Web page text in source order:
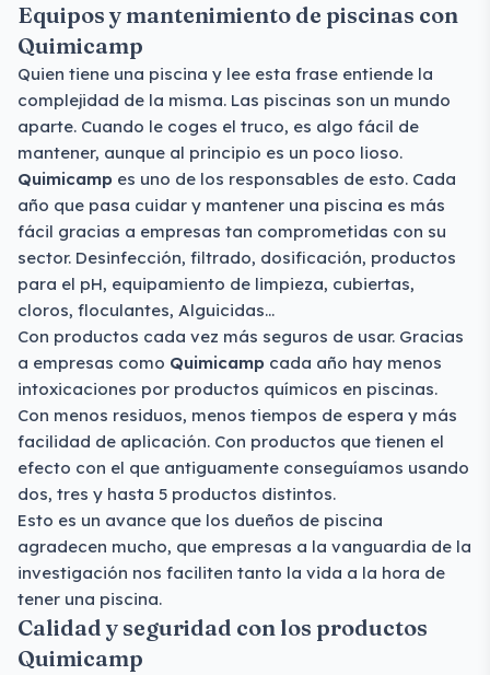
Equipos y mantenimiento de piscinas con
Quimicamp
Quien tiene una piscina y lee esta frase entiende la
complejidad de la misma. Las piscinas son un mundo
aparte. Cuando le coges el truco, es algo fácil de
mantener, aunque al principio es un poco lioso.
Quimicamp es uno de los responsables de esto. Cada
año que pasa cuidar y mantener una piscina es más
fácil gracias a empresas tan comprometidas con su
sector. Desinfección, filtrado, dosificación, productos
para el pH, equipamiento de limpieza, cubiertas,
cloros, floculantes, Alguicidas...
Con productos cada vez más seguros de usar. Gracias
a empresas como Quimicamp cada año hay menos
intoxicaciones por productos químicos en piscinas.
Con menos residuos, menos tiempos de espera y más
facilidad de aplicación. Con productos que tienen el
efecto con el que antiguamente conseguíamos usando
dos, tres y hasta 5 productos distintos.
Esto es un avance que los dueños de piscina
agradecen mucho, que empresas a la vanguardia de la
investigación nos faciliten tanto la vida a la hora de
tener una piscina.
Calidad y seguridad con los productos
Quimicamp